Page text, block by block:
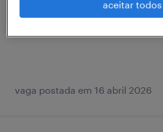
permanente
vaga postada em 16 abril 2026
aceitar todos